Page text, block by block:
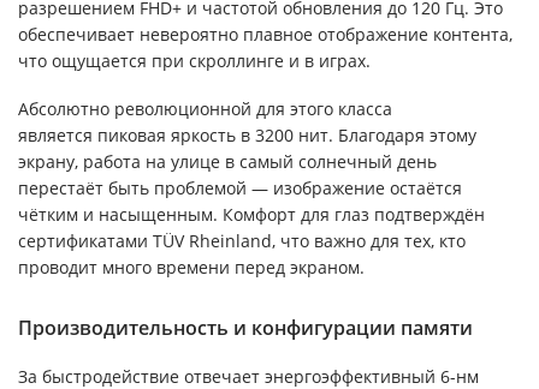
разрешением FHD+ и частотой обновления до 120 Гц. Это
обеспечивает невероятно плавное отображение контента,
что ощущается при скроллинге и в играх.
Абсолютно революционной для этого класса
является пиковая яркость в 3200 нит. Благодаря этому
экрану, работа на улице в самый солнечный день
перестаёт быть проблемой — изображение остаётся
чётким и насыщенным. Комфорт для глаз подтверждён
сертификатами TÜV Rheinland, что важно для тех, кто
проводит много времени перед экраном.
Производительность и конфигурации памяти
За быстродействие отвечает энергоэффективный 6-нм